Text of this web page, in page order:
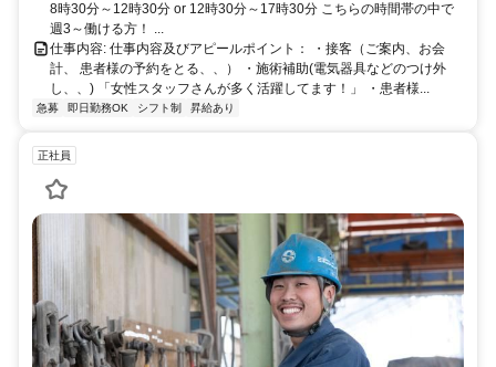
8時30分～12時30分 or 12時30分～17時30分 こちらの時間帯の中で
週3～働ける方！ ...
仕事内容: 仕事内容及びアピールポイント： ・接客（ご案内、お会
計、 患者様の予約をとる、、） ・施術補助(電気器具などのつけ外
し、、) 「女性スタッフさんが多く活躍してます！」 ・患者様...
急募 即日勤務OK シフト制 昇給あり
正社員